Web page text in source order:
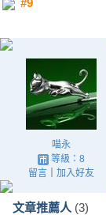
#9
喵永
等級：8
留言｜ 加入好友
文章推薦人 (3)